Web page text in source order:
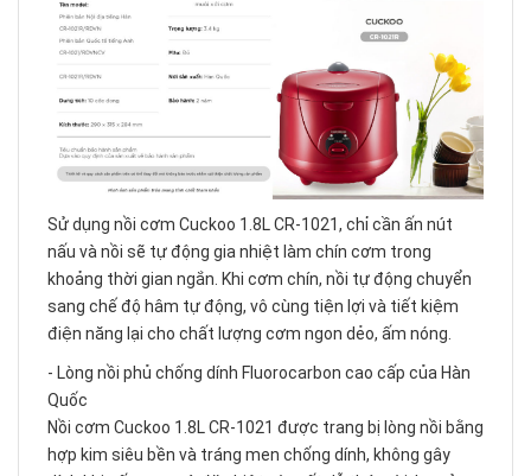
Sử dụng nồi cơm Cuckoo 1.8L CR-1021, chỉ cần ấn nút
nấu và nồi sẽ tự động gia nhiệt làm chín cơm trong
khoảng thời gian ngắn. Khi cơm chín, nồi tự động chuyển
sang chế độ hâm tự động, vô cùng tiện lợi và tiết kiệm
điện năng lại cho chất lượng cơm ngon dẻo, ấm nóng.
- Lòng nồi phủ chống dính Fluorocarbon cao cấp của Hàn
Quốc
Nồi cơm Cuckoo 1.8L CR-1021 được trang bị lòng nồi bằng
hợp kim siêu bền và tráng men chống dính, không gây